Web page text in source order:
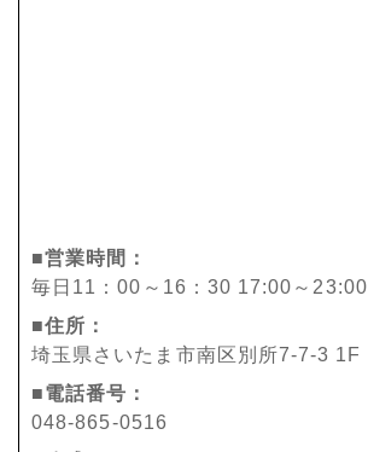
■営業時間：
毎日11：00～16：30 17:00～23:00
■住所：
埼玉県さいたま市南区別所7-7-3 1F
■電話番号：
048-865-0516